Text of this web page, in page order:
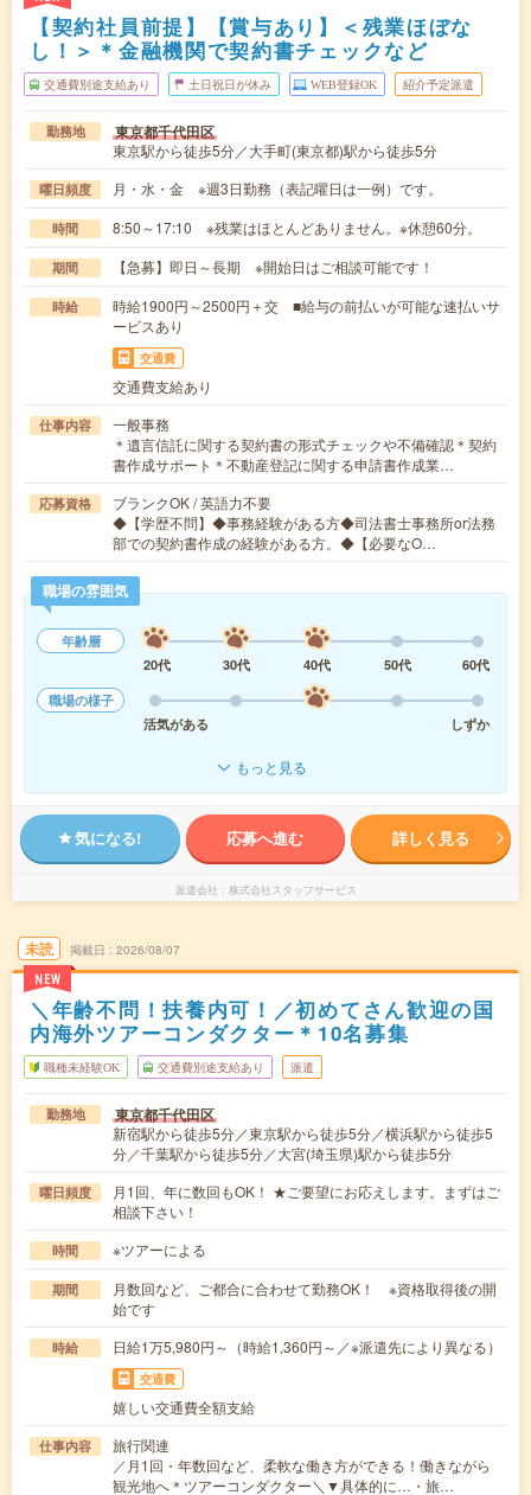
【契約社員前提】【賞与あり】＜残業ほぼな
し！＞＊金融機関で契約書チェックなど
交通費別途支給あり 土日祝日が休み WEB登録OK 紹介予定派遣
勤務地 東京都千代田区
東京駅から徒歩5分／大手町(東京都)駅から徒歩5分
曜日頻度 月・水・金 ※週3日勤務（表記曜日は一例）です。
時間 8:50～17:10 ※残業はほとんどありません。※休憩60分。
期間 【急募】即日～長期 ※開始日はご相談可能です！
時給
時給1900円～2500円＋交 ■給与の前払いが可能な速払いサ
ービスあり
交通費
交通費支給あり
仕事内容
一般事務
＊遺言信託に関する契約書の形式チェックや不備確認＊契約
書作成サポート＊不動産登記に関する申請書作成業…
応募資格
ブランクOK / 英語力不要
◆【学歴不問】◆事務経験がある方◆司法書士事務所or法務
部での契約書作成の経験がある方。◆【必要なO…
職場の雰囲気
年齢層
20代
30代 40代 50代
60代
職場の様子
活気がある
しずか
もっと見る
気になる! 応募へ進む 詳しく見る
派遣会社 株式会社スタッフサービス
未読
NEW
掲載日 2026/08/07
＼年齢不問！扶養内可！／初めてさん歓迎の国
内海外ツアーコンダクター＊10名募集
職種未経験OK 交通費別途支給あり 派遣
勤務地 東京都千代田区
新宿駅から徒歩5分／東京駅から徒歩5分／横浜駅から徒歩5
分／千葉駅から徒歩5分／大宮(埼玉県)駅から徒歩5分
曜日頻度
月1回、年に数回もOK！ ★ご要望にお応えします。まずはご
相談下さい！
時間 ※ツアーによる
期間
月数回など、ご都合に合わせて勤務OK！ ※資格取得後の開
始です
時給 日給1万5,980円～（時給1,360円～／※派遣先により異なる）
交通費
嬉しい交通費全額支給
仕事内容
旅行関連
／月1回・年数回など、柔軟な働き方ができる！働きながら
観光地へ＊ツアーコンダクター＼▼具体的に…・旅…